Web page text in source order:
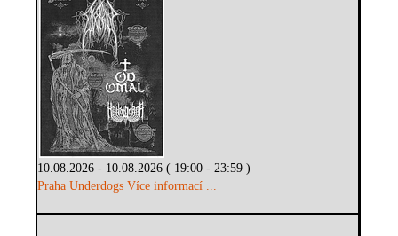
10.08.2026 - 10.08.2026 ( 19:00 - 23:59 )
Praha Underdogs Více informací ...